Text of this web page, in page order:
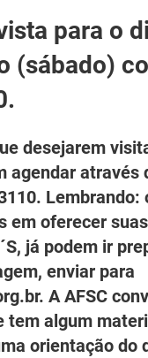
para o
(sábado)
desejarem
agendar através
Lembrando:
em oferecer
já podem ir
enviar para
A AFSC
tem algum
orientação do